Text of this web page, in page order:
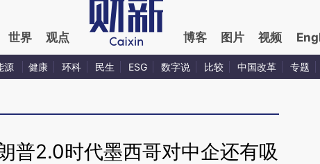
世界 观点 博客 图片 视频
源 健康 环科 民生 ESG 数字说 比较 中国改革 专题
普2.0时代墨西哥对中企还有吸